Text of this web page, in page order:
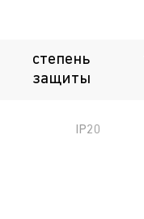
степень
защиты
IP20